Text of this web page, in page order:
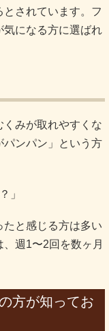
されています。フ
気になる方に選ばれ
くみが取れやすくな
パンパン」という方
」
と感じる方は多い
週1〜2回を数ヶ月
方が知ってお